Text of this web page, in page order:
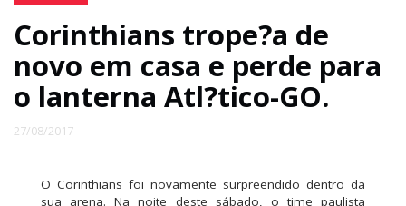
Corinthians trope?a de
novo em casa e perde para
o lanterna Atl?tico-GO.
27/08/2017
O Corinthians foi novamente surpreendido dentro da
sua arena. Na noite deste sábado, o time paulista